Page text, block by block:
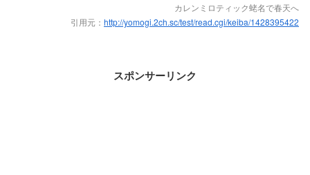
カレンミロティック蛯名で春天へ
引用元： http://yomogi.2ch.sc/test/read.cgi/keiba/1428395422
スポンサーリンク